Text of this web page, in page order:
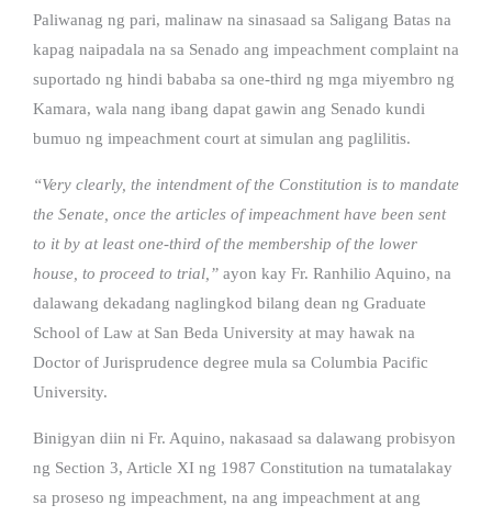
Paliwanag ng pari, malinaw na sinasaad sa Saligang Batas na
kapag naipadala na sa Senado ang impeachment complaint na
suportado ng hindi bababa sa one-third ng mga miyembro ng
Kamara, wala nang ibang dapat gawin ang Senado kundi
bumuo ng impeachment court at simulan ang paglilitis.
“Very clearly, the intendment of the Constitution is to mandate
the Senate, once the articles of impeachment have been sent
to it by at least one-third of the membership of the lower
house, to proceed to trial,” ayon kay Fr. Ranhilio Aquino, na
dalawang dekadang naglingkod bilang dean ng Graduate
School of Law at San Beda University at may hawak na
Doctor of Jurisprudence degree mula sa Columbia Pacific
University.
Binigyan diin ni Fr. Aquino, nakasaad sa dalawang probisyon
ng Section 3, Article XI ng 1987 Constitution na tumatalakay
sa proseso ng impeachment, na ang impeachment at ang